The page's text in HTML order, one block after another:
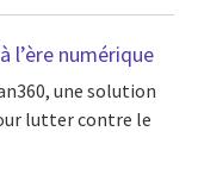
l’ère numérique
une solution
lutter contre le